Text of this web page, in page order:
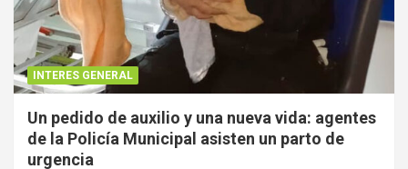
INTERES GENERAL
Un pedido de auxilio y una nueva vida: agentes
de la Policía Municipal asisten un parto de
urgencia